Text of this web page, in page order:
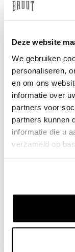
Deze website
We gebruiken
personaliseren,
en om ons
informatie over
partners voor
partners kunnen
informatie die u
verzameld op
info@bruut.nl
À propos de ce
Livraison et